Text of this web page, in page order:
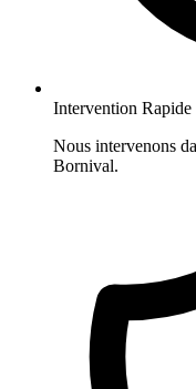
Intervention Rapide
Nous intervenons
Bornival.